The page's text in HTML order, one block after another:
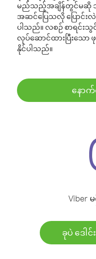
မည်သည့်အချိန်တွင်မဆို
အဆင်ပြေသလို ပြောင်
ပါသည်။ လစဉ် စာရင်း
လုပ်ဆောင်ထားပြီးသော
နိုင်ပါသည်။
နောက်
Viber
ခုပဲ ဒေ